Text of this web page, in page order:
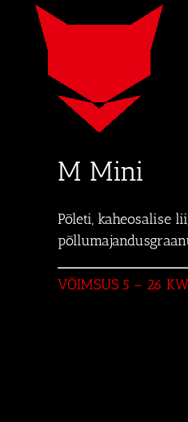
M Mini
Põleti, kaheosalise
VÕIMSUS 5 – 26 KW